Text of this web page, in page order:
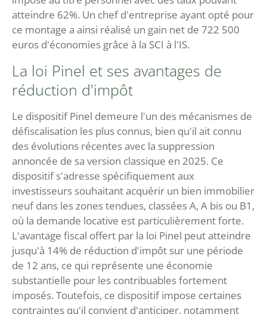
atteindre 62%. Un chef d'entreprise ayant opté pour
ce montage a ainsi réalisé un gain net de 722 500
euros d'économies grâce à la SCI à l'IS.
La loi Pinel et ses avantages de
réduction d'impôt
Le dispositif Pinel demeure l'un des mécanismes de
défiscalisation les plus connus, bien qu'il ait connu
des évolutions récentes avec la suppression
annoncée de sa version classique en 2025. Ce
dispositif s'adresse spécifiquement aux
investisseurs souhaitant acquérir un bien immobilier
neuf dans les zones tendues, classées A, A bis ou B1,
où la demande locative est particulièrement forte.
L'avantage fiscal offert par la loi Pinel peut atteindre
jusqu'à 14% de réduction d'impôt sur une période
de 12 ans, ce qui représente une économie
substantielle pour les contribuables fortement
imposés. Toutefois, ce dispositif impose certaines
contraintes qu'il convient d'anticiper, notamment